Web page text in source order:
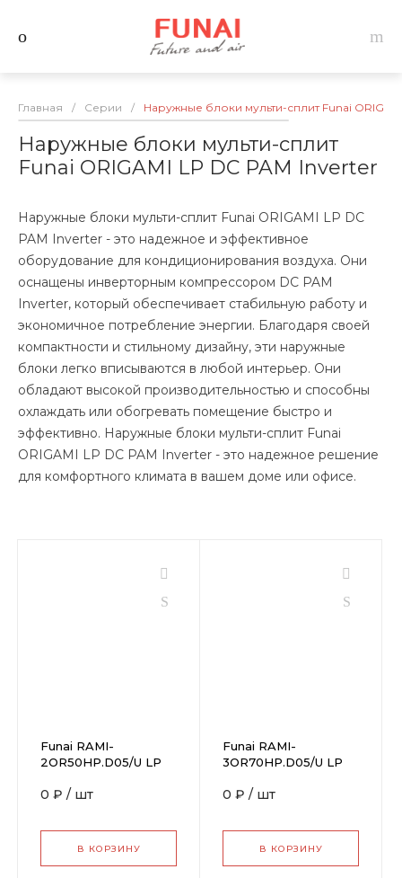
Главная / Серии / Наружные блоки мульти-сплит Funai
Наружные блоки мульти-сплит
Funai ORIGAMI LP DC PAM Inverter
Наружные блоки мульти-сплит Funai ORIGAMI LP DC
PAM Inverter - это надежное и эффективное
оборудование для кондиционирования воздуха. Они
оснащены инверторным компрессором DC PAM
Inverter, который обеспечивает стабильную работу и
экономичное потребление энергии. Благодаря своей
компактности и стильному дизайну, эти наружные
блоки легко вписываются в любой интерьер. Они
обладают высокой производительностью и способны
охлаждать или обогревать помещение быстро и
эффективно. Наружные блоки мульти-сплит Funai
ORIGAMI LP DC PAM Inverter - это надежное решение
для комфортного климата в вашем доме или офисе.
Funai RAMI-
2OR50HP.D05/U LP
0 ₽ / шт
В КОРЗИНУ
Funai RAMI-
3OR70HP.D05/U LP
0 ₽ / шт
В КОРЗИНУ